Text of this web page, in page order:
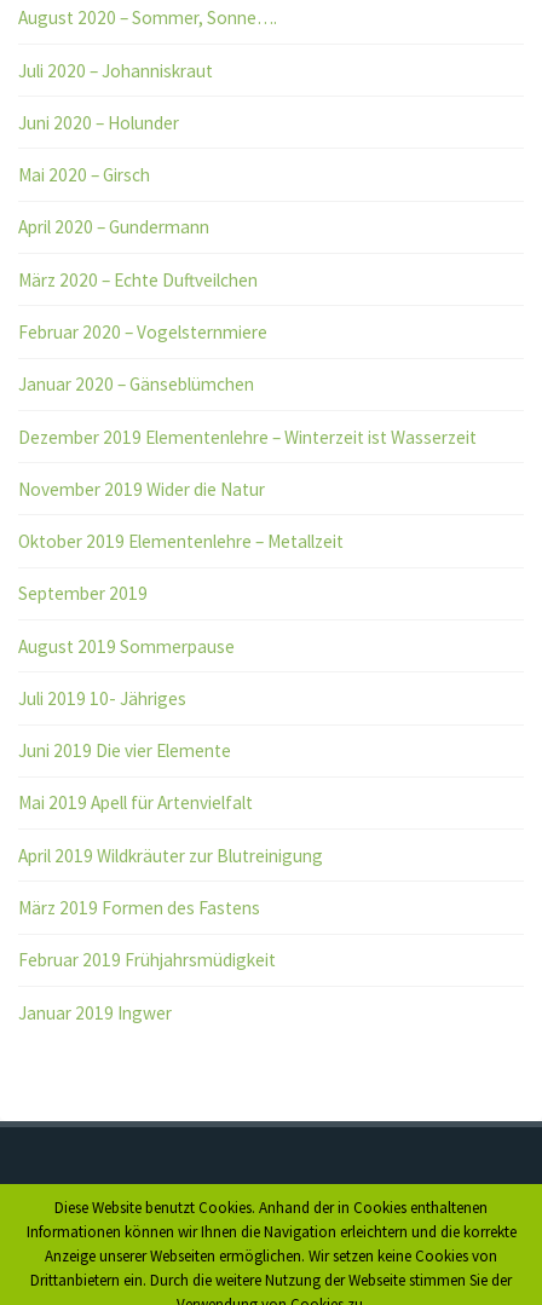
August 2020 – Sommer, Sonne….
Juli 2020 – Johanniskraut
Juni 2020 – Holunder
Mai 2020 – Girsch
April 2020 – Gundermann
März 2020 – Echte Duftveilchen
Februar 2020 – Vogelsternmiere
Januar 2020 – Gänseblümchen
Dezember 2019 Elementenlehre – Winterzeit ist Wasserzeit
November 2019 Wider die Natur
Oktober 2019 Elementenlehre – Metallzeit
September 2019
August 2019 Sommerpause
Juli 2019 10- Jähriges
Juni 2019 Die vier Elemente
Mai 2019 Apell für Artenvielfalt
April 2019 Wildkräuter zur Blutreinigung
März 2019 Formen des Fastens
Februar 2019 Frühjahrsmüdigkeit
Januar 2019 Ingwer
Anfahrt
Impressum
Diese Website benutzt Cookies. Anhand der in Cookies enthaltenen
Informationen können wir Ihnen die Navigation erleichtern und die korrekte
Anzeige unserer Webseiten ermöglichen. Wir setzen keine Cookies von
Drittanbietern ein. Durch die weitere Nutzung der Webseite stimmen Sie der